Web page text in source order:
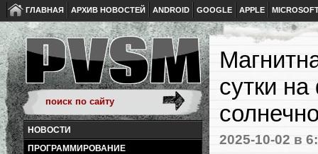
ГЛАВНАЯ АРХИВ НОВОСТЕЙ ANDROID GOOGLE APPLE
НОВОСТИ
ПРОГРАММИРОВАНИЕ
сутки
2025-10-02 в